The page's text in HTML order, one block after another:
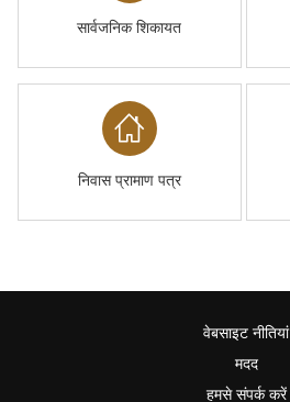
सार्वजनिक शिकायत
निवास प्रामाण पत्र
वेबसाइट नीतियां
मदद
हमसे संपर्क करें